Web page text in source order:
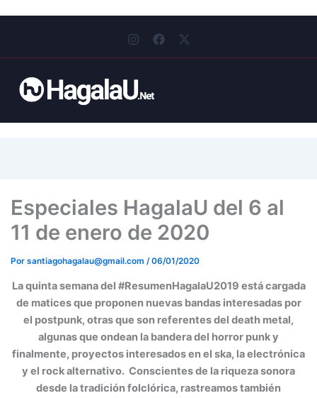
n
r
m
a
-
r
Especiales HagalaU del 6 al
11 de enero de 2020
Por santiagohagalau@gmail.com /06/01/2020
La quinta semana del #ResumenHagalaU2019 está cargada
de matices que proponen nuevas bandas interesadas por
el postpunk, otras que son referentes del death metal,
algunas que ondean la bandera del horror punk y
finalmente, proyectos interesados en el ska, la electrónica
y el rock alternativo. Conscientes de la riqueza sonora
desde la tradición folclórica, rastreamos también